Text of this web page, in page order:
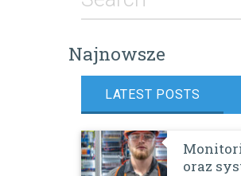
Najnowsze
LATEST POSTS
oraz